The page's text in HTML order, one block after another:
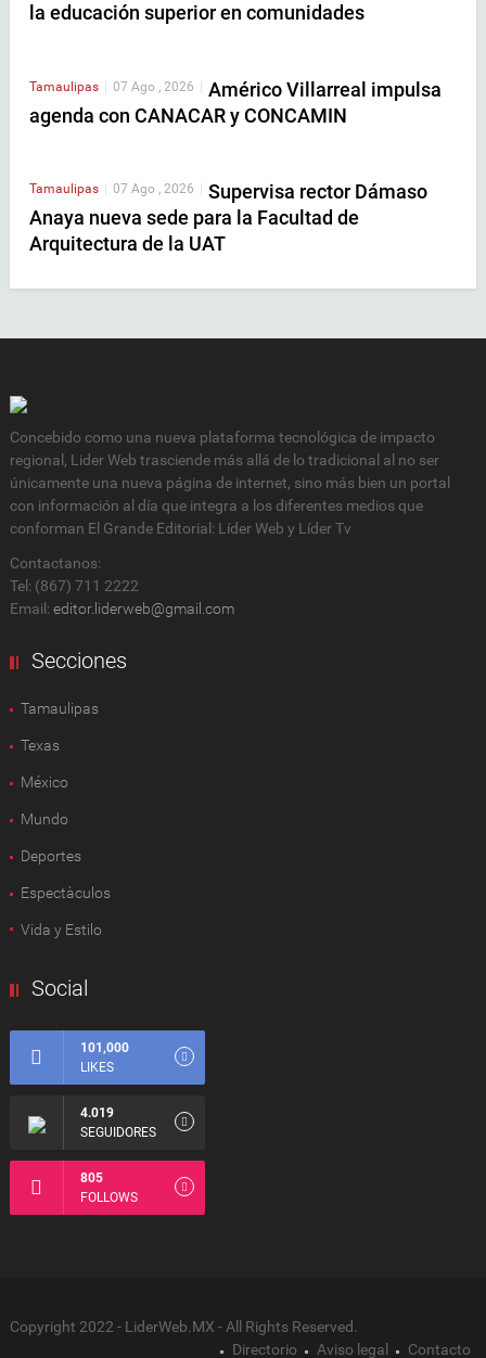
la educación superior en comunidades
Tamaulipas | 07 Ago , 2026 | Américo Villarreal impulsa
agenda con CANACAR y CONCAMIN
Tamaulipas 07 Ago , 2026
Supervisa rector Dámaso
Anaya nueva sede para la Facultad de
Arquitectura de la UAT
Concebido como una nueva plataforma tecnológica de impacto
regional, Lider Web trasciende más allá de lo tradicional al no ser
únicamente una nueva página de internet, sino más bien un portal
con información al día que integra a los diferentes medios que
conforman El Grande Editorial: Líder Web y Líder Tv
Contactanos:
Tel: (867) 711 2222
Email: editor.liderweb@gmail.com
Secciones
Tamaulipas
Texas
México
Mundo
Deportes
Espectàculos
Vida y Estilo
Social
101,000
LIKES
4.019
SEGUIDORES
805
FOLLOWS
Copyright 2022 - LiderWeb.MX - All Rights Reserved.
Directorio
Aviso legal Contacto